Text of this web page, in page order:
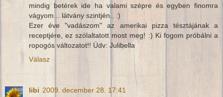
mindig betérek ide ha valami szépre és egyben finomra
vágyom... látvány szintjén.. :)
Ezer éve "vadászom" az amerikai pizza tésztájának a
receptjére, ez szólaltatott most meg! :) Ki fogom próbálni a
ropogós változatot!! Üdv: Julibella
Válasz
libi 2009. december 28. 17:41